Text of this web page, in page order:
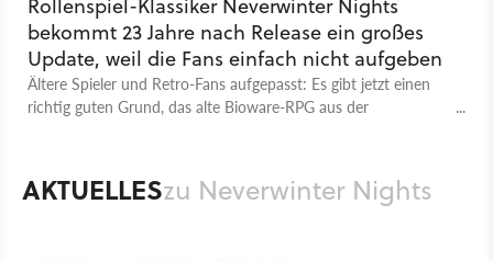
Rollenspiel-Klassiker Neverwinter Nights
bekommt 23 Jahre nach Release ein großes
Update, weil die Fans einfach nicht aufgeben
Ältere Spieler und Retro-Fans aufgepasst: Es gibt jetzt einen
richtig guten Grund, das alte Bioware-RPG aus der
AKTUELLESzu Neverwinter Nights